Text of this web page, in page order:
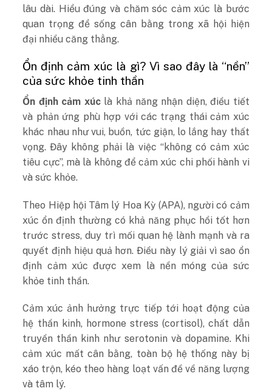
lâu dài. Hiểu đúng và chăm sóc cảm xúc là bước
quan trọng để sống cân bằng trong xã hội hiện
đại nhiều căng thẳng.
Ổn định cảm xúc là gì? Vì sao đây là “nền”
của sức khỏe tinh thần
Ổn định cảm xúclà khả năng nhận diện, điều tiết
và phản ứng phù hợp với các trạng thái cảm xúc
khác nhau như vui, buồn, tức giận, lo lắng hay thất
vọng. Đây không phải là việc “không có cảm xúc
tiêu cực”, mà là không để cảm xúc chi phối hành vi
và sức khỏe.
Theo Hiệp hội Tâm lý Hoa Kỳ (APA), người có cảm
xúc ổn định thường có khả năng phục hồi tốt hơn
trước stress, duy trì mối quan hệ lành mạnh và ra
quyết định hiệu quả hơn. Điều này lý giải vì sao ổn
định cảm xúc được xem là nền móng của sức
khỏe tinh thần.
Cảm xúc ảnh hưởng trực tiếp tới hoạt động của
hệ thần kinh, hormone stress (cortisol), chất dẫn
truyền thần kinh như serotonin và dopamine. Khi
cảm xúc mất cân bằng, toàn bộ hệ thống này bị
xáo trộn, kéo theo hàng loạt vấn đề về năng lượng
và tâm lý.